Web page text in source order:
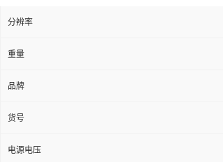
分辨率
重量
品牌
货号
电源电压